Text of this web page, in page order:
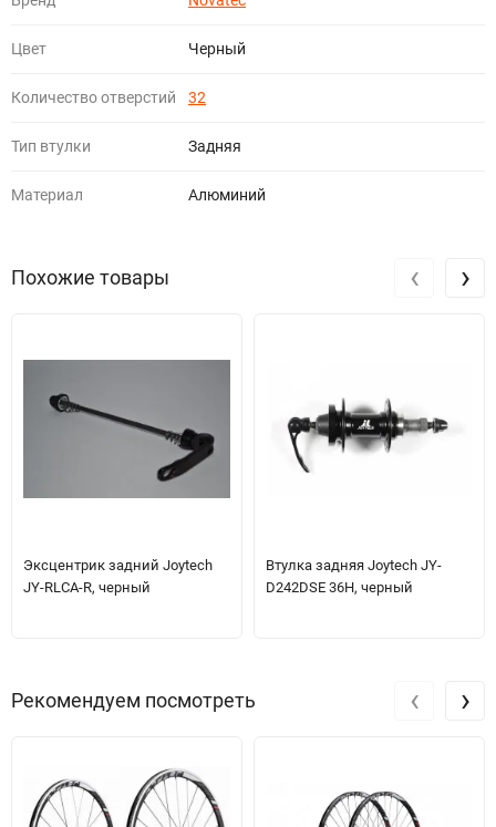
Цвет Черный
Количество отверстий 32
Тип втулки Задняя
Материал Алюминий
Похожие товары
Эксцентрик задний Joytech
JY-RLCA-R, черный
Втулка задняя Joytech JY-
D242DSE 36H, черный
‹ ›
Рекомендуем посмотреть ‹ ›